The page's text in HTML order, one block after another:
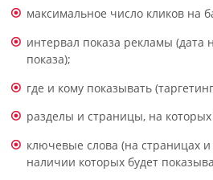
максимальное число кликов на
интервал показа рекламы (дата
показа);
где и кому показывать
разделы и страницы, на
ключевые слова (на страницах
наличии которых будет